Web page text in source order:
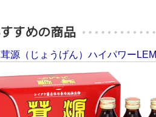
茸源（じょうげん）ハイパワーLEM